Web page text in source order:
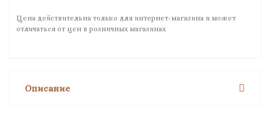
Цена действительна только для интернет-магазина и может
отличаться от цен в розничных магазинах
Описание